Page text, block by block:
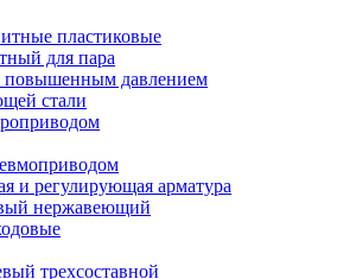
пластиковые
для пара
повышенным давлением
стали
и регулирующая арматура
нержавеющий
трехсоставной